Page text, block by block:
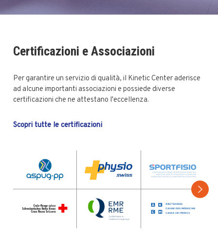
Certificazioni e Associazioni
Per garantire un servizio di qualità, il Kinetic Center aderisce
ad alcune importanti associazioni e possiede diverse
certificazioni che ne attestano l'eccellenza.
Scopri tutte le certificazioni